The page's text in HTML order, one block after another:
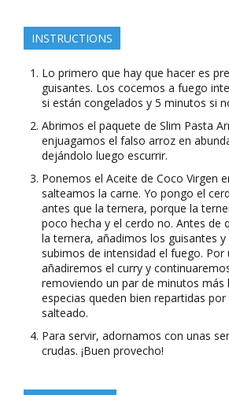
INSTRUCTIONS
Lo primero que hay que hacer es
guisantes. Los cocemos a fuego
si están congelados y 5 minutos si
Abrimos el paquete de Slim Pasta
enjuagamos el falso arroz en
dejándolo luego escurrir.
Ponemos el Aceite de Coco Virgen
salteamos la carne. Yo pongo el
antes que la ternera, porque la
poco hecha y el cerdo no. Antes de
la ternera, añadimos los guisantes
subimos de intensidad el fuego. Por
añadiremos el curry y
removiendo un par de minutos más
especias queden bien repartidas
salteado.
Para servir, adornamos con unas
crudas. ¡Buen provecho!